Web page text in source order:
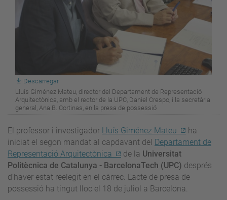
Descarregar
Lluís Giménez Mateu, director del Departament de Representació
Arquitectònica, amb el rector de la UPC, Daniel Crespo, i la secretària
general, Ana B. Cortinas, en la presa de possessió
El professor i investigador Lluís Giménez Mateu
ha
iniciat el segon mandat al capdavant del Departament de
Representació Arquitectònica
de la Universitat
Politècnica de Catalunya - BarcelonaTech (UPC) després
d'haver estat reelegit en el càrrec. L’acte de presa de
possessió ha tingut lloc el 18 de juliol a Barcelona.